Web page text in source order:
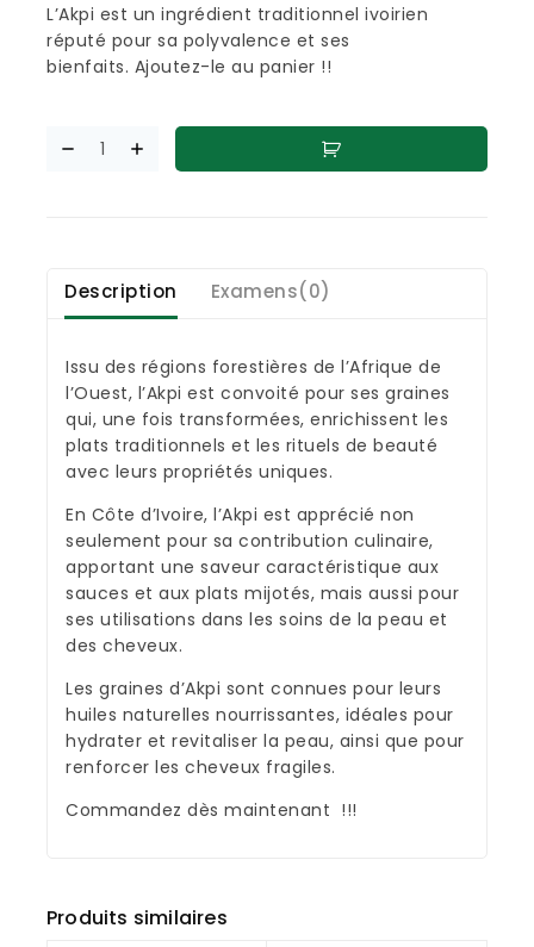
L’Akpi est un ingrédient traditionnel ivoirien
réputé pour sa polyvalence et ses
bienfaits. Ajoutez-le au panier !!
Description Examens(0)
Issu des régions forestières de l’Afrique de
l’Ouest, l’Akpi est convoité pour ses graines
qui, une fois transformées, enrichissent les
plats traditionnels et les rituels de beauté
avec leurs propriétés uniques.
En Côte d’Ivoire, l’Akpi est apprécié non
seulement pour sa contribution culinaire,
apportant une saveur caractéristique aux
sauces et aux plats mijotés, mais aussi pour
ses utilisations dans les soins de la peau et
des cheveux.
Les graines d’Akpi sont connues pour leurs
huiles naturelles nourrissantes, idéales pour
hydrater et revitaliser la peau, ainsi que pour
renforcer les cheveux fragiles.
Commandez dès maintenant !!!
Produits similaires